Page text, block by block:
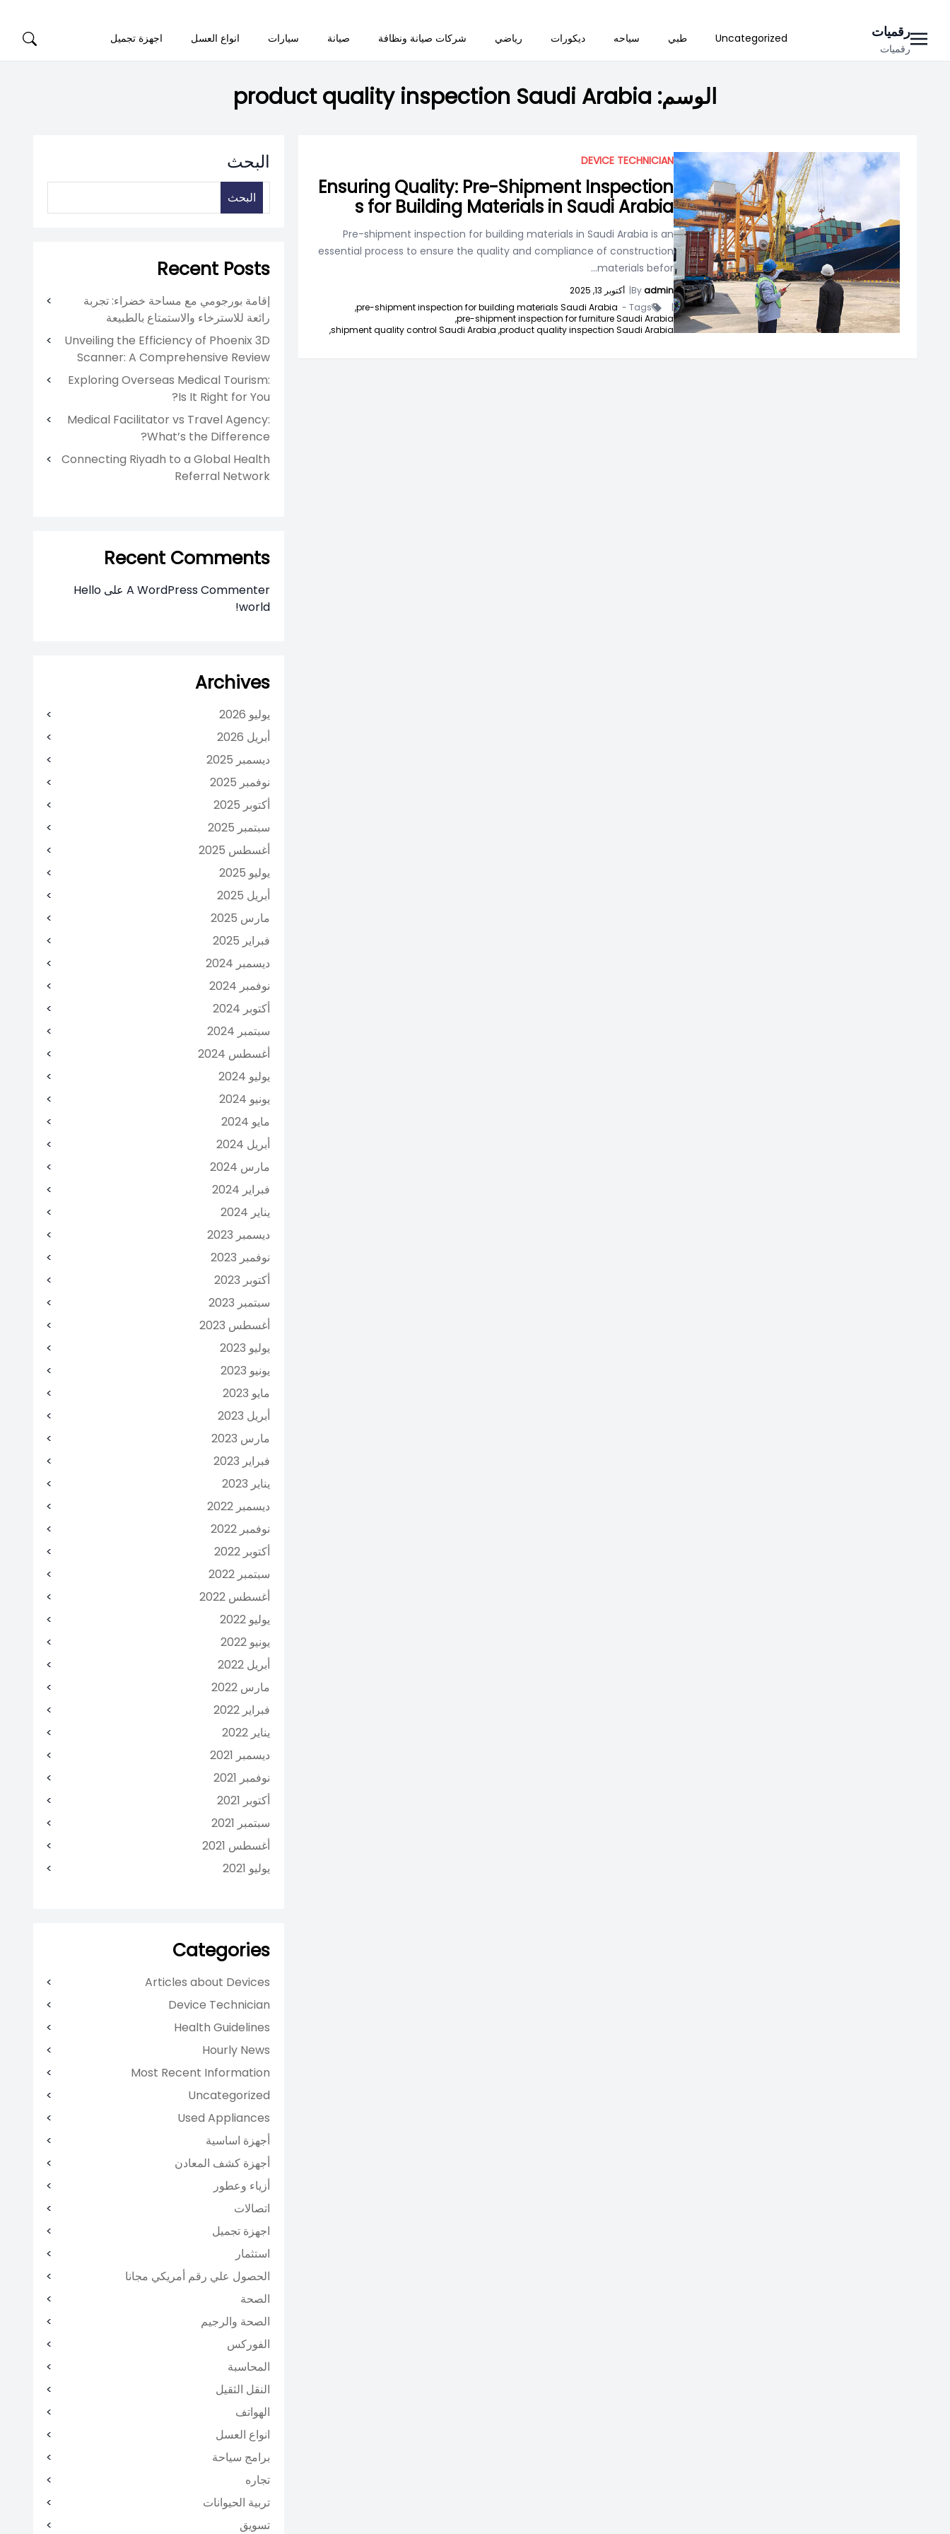
content
رقميات
رقميات
Uncategorized طبي سياحه ديكورات رياضي شركات صيانة ونظافة صيانة سيارات انواع العسل اجهزة تجميل
الوسم: product quality inspection Saudi Arabia
DEVICE TECHNICIAN
Ensuring Quality: Pre-Shipment Inspection
s for Building Materials in Saudi Arabia
Pre-shipment inspection for building materials in Saudi Arabia is an
essential process to ensure the quality and compliance of construction
materials befor...
Byadmin
| أكتوبر 13, 2025
|
Tags -
pre-shipment inspection for building materials Saudi Arabia,
pre-shipment inspection for furniture Saudi Arabia,
product quality inspection Saudi Arabia,
shipment quality control Saudi Arabia,
البحث
البحث
Recent Posts
إقامة بورجومي مع مساحة خضراء: تجربة
رائعة للاسترخاء والاستمتاع بالطبيعة
Unveiling the Efficiency of Phoenix 3D
Scanner: A Comprehensive Review
Exploring Overseas Medical Tourism:
Is It Right for You?
Medical Facilitator vs Travel Agency:
What’s the Difference?
Connecting Riyadh to a Global Health
Referral Network
Recent Comments
A WordPress Commenter على Hello
world!
Archives
يوليو 2026
أبريل 2026
ديسمبر 2025
نوفمبر 2025
أكتوبر 2025
سبتمبر 2025
أغسطس 2025
يوليو 2025
أبريل 2025
مارس 2025
فبراير 2025
ديسمبر 2024
نوفمبر 2024
أكتوبر 2024
سبتمبر 2024
أغسطس 2024
يوليو 2024
يونيو 2024
مايو 2024
أبريل 2024
مارس 2024
فبراير 2024
يناير 2024
ديسمبر 2023
نوفمبر 2023
أكتوبر 2023
سبتمبر 2023
أغسطس 2023
يوليو 2023
يونيو 2023
مايو 2023
أبريل 2023
مارس 2023
فبراير 2023
يناير 2023
ديسمبر 2022
نوفمبر 2022
أكتوبر 2022
سبتمبر 2022
أغسطس 2022
يوليو 2022
يونيو 2022
أبريل 2022
مارس 2022
فبراير 2022
يناير 2022
ديسمبر 2021
نوفمبر 2021
أكتوبر 2021
سبتمبر 2021
أغسطس 2021
يوليو 2021
Categories
Articles about Devices
Device Technician
Health Guidelines
Hourly News
Most Recent Information
Uncategorized
Used Appliances
أجهزة اساسية
أجهزة كشف المعادن
أزياء وعطور
اتصالات
اجهزة تجميل
استثمار
الحصول علي رقم أمريكي مجانا
الصحة
الصحة والرجيم
الفوركس
المحاسبة
النقل الثقيل
الهواتف
انواع العسل
برامج سياحة
تجاره
تربية الحيوانات
تسويق